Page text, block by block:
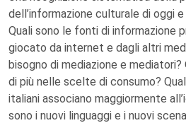
dell’informazione culturale di oggi
Quali sono le fonti di informazione
giocato da internet e dagli altri
bisogno di mediazione e
di più nelle scelte di consumo?
italiani associano maggiormente
sono i nuovi linguaggi e i nuovi